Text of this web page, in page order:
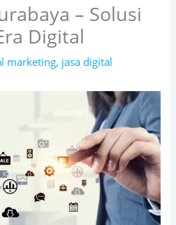
– Solusi
Digital
marketing, jasa digital